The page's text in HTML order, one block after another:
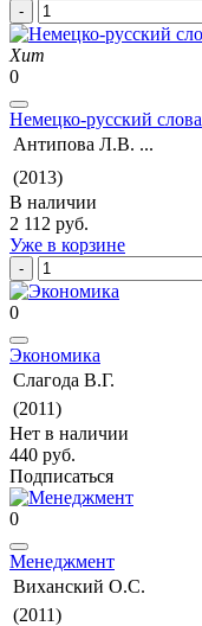
Хит
0
Немецко-русский
Антипова Л.В. ...
(2013)
В наличии
2 112 руб.
Уже в корзине
0
Экономика
Слагода В.Г.
(2011)
Нет в наличии
440 руб.
Подписаться
0
Менеджмент
Виханский О.С.
(2011)